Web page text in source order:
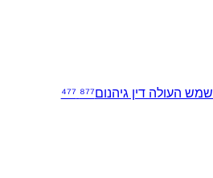
דין גיהנום⁸⁷⁷ ⁴⁷⁷